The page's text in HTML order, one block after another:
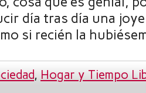
día tras día una
si recién la
, Hogar y Tiempo